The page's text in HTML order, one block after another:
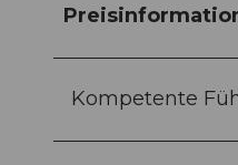
Kompetente